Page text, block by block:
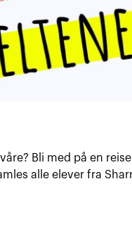
Bli med på en
alle elever fra